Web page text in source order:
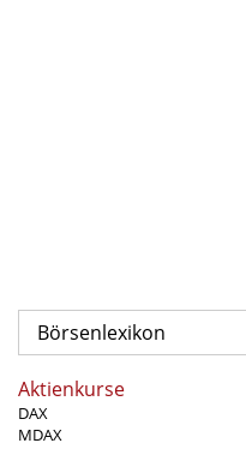
Börsenlexikon
Aktienkurse
DAX
MDAX